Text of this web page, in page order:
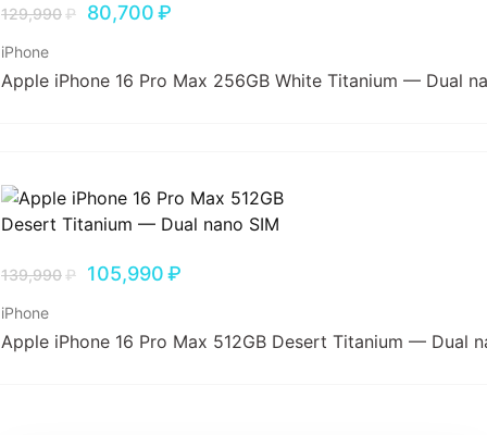
129,990₽ 80,700₽
iPhone
Apple iPhone 16 Pro Max 256GB White Titanium — Dual
139,990₽ 105,990₽
iPhone
Apple iPhone 16 Pro Max 512GB Desert Titanium — Dual